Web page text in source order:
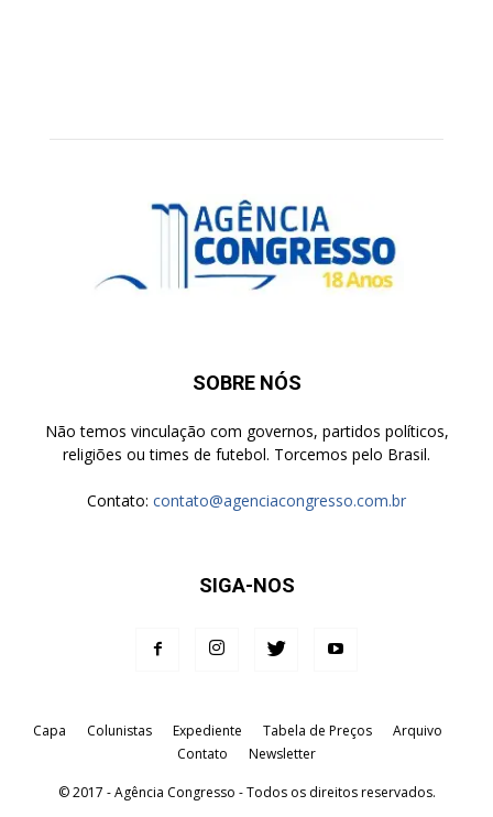
SOBRE NÓS
Não temos vinculação com governos, partidos políticos,
religiões ou times de futebol. Torcemos pelo Brasil.
Contato: contato@agenciacongresso.com.br
SIGA-NOS
Capa Colunistas Expediente Tabela de Preços
Arquivo
Contato
Newsletter
© 2017 - Agência Congresso - Todos os direitos reservados.